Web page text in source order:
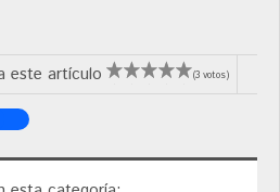
este artículo (3 votos)